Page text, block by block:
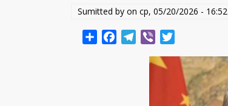
Sumitted by on ср, 05/20/2026 - 16:52
ShareFacebookTelegram
Viber